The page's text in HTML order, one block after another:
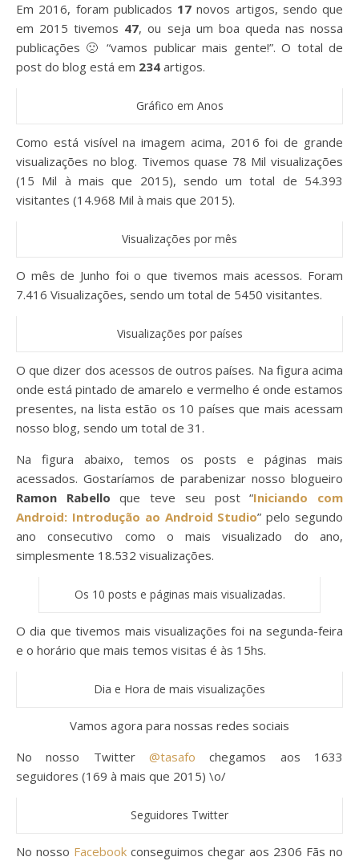
Em 2016, foram publicados 17novos artigos, sendo que
em 2015 tivemos 47, ou seja um boa queda nas nossa
publicações 🙁 “vamos publicar mais gente!”. O total de
post do blog está em 234 artigos.
Gráfico em Anos
Como está visível na imagem acima, 2016 foi de grande
visualizações no blog. Tivemos quase 78 Mil visualizações
(15 Mil à mais que 2015), sendo um total de 54.393
visitantes (14.968 Mil à mais que 2015).
Visualizações por mês
O mês de Junho foi o que tivemos mais acessos. Foram
7.416 Visualizações, sendo um total de 5450 visitantes.
Visualizações por países
O que dizer dos acessos de outros países. Na figura acima
onde está pintado de amarelo e vermelho é onde estamos
presentes, na lista estão os 10 países que mais acessam
nosso blog, sendo um total de 31.
Na figura abaixo, temos os posts e páginas mais
acessados. Gostaríamos de parabenizar nosso blogueiro
Ramon Rabello que teve seu post “Iniciando com
Android: Introdução ao Android Studio” pelo segundo
ano consecutivo como o mais visualizado do ano,
simplesmente 18.532 visualizações.
Os 10 posts e páginas mais visualizadas.
O dia que tivemos mais visualizações foi na segunda-feira
e o horário que mais temos visitas é às 15hs.
Dia e Hora de mais visualizações
Vamos agora para nossas redes sociais
No nosso Twitter @tasafo chegamos aos 1633
seguidores (169 à mais que 2015) \o/
Seguidores Twitter
No nosso Facebook conseguimos chegar aos 2306 Fãs no